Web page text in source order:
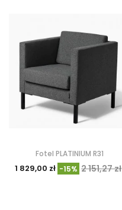
Fotel PLATINIUM R31
1 829,00 zł -15% 2 151,27 zł